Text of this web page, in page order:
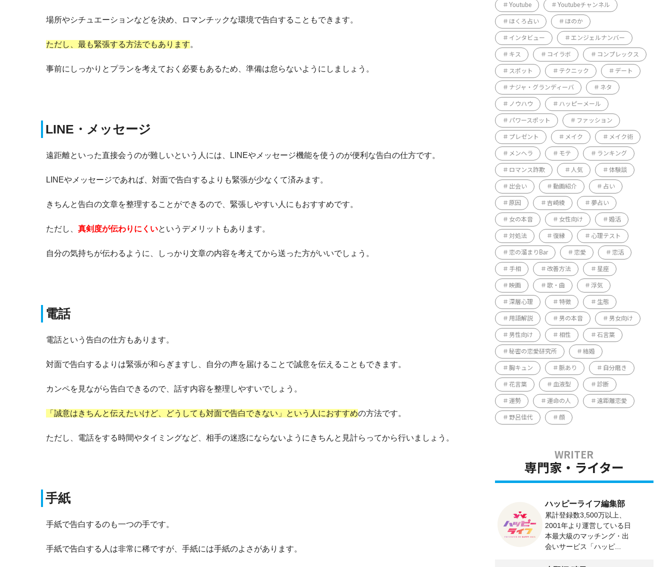
場所やシチュエーションなどを決め、ロマンチックな環境で告白することもできます。
ただし、最も緊張する方法でもあります。
事前にしっかりとプランを考えておく必要もあるため、準備は怠らないようにしましょう。
LINE・メッセージ
遠距離といった直接会うのが難しいという人には、LINEやメッセージ機能を使うのが便利な告白の仕方です。
LINEやメッセージであれば、対面で告白するよりも緊張が少なくて済みます。
きちんと告白の文章を整理することができるので、緊張しやすい人にもおすすめです。
ただし、 真剣度が伝わりにくいというデメリットもあります。
自分の気持ちが伝わるように、しっかり文章の内容を考えてから送った方がいいでしょう。
電話
電話という告白の仕方もあります。
対面で告白するよりは緊張が和らぎますし、自分の声を届けることで誠意を伝えることもできます。
カンペを見ながら告白できるので、話す内容を整理しやすいでしょう。
「誠意はきちんと伝えたいけど、どうしても対面で告白できない」という 人 におすすめの方法です。
ただし、電話をする時間やタイミングなど、相手の迷惑にならないようにきちんと見計らってから行いましょう。
手紙
手紙で告白するのも一つの手です。
手紙で告白する人は非常に稀ですが、手紙には手紙のよさがあります。
Youtube Youtubeチャンネル
ほくろ占い ほのか
インタビュー エンジェルナンバー
キス コイラボ コンプレックス
スポット テクニック デート
ナジャ・グランディーバ ネタ
ノウハウ ハッピーメール
パワースポット ファッション
プレゼント メイク メイク術
メンヘラ モテ ランキング
ロマンス詐欺 人気 体験談
出会い 動画紹介 占い
原因 吉崎綾 夢占い
女の本音 女性向け 婚活
対処法 復縁 心理テスト
恋の溜まりBar 恋愛 恋活
手相 改善方法 星座
映画 歌・曲 浮気
深層心理 特徴 生態
用語解説 男の本音 男女向け
男性向け 相性 石言葉
秘密の恋愛研究所 結婚
胸キュン 脈あり 自分磨き
花言葉 血液型 診断
運勢 運命の人 遠距離恋愛
野呂佳代 顔
専門家・ライター
ハッピーライフ編集部
累計登録数3,500万以上、
2001年より運営している日
本最大級のマッチング・出
会いサービス「ハッピ...